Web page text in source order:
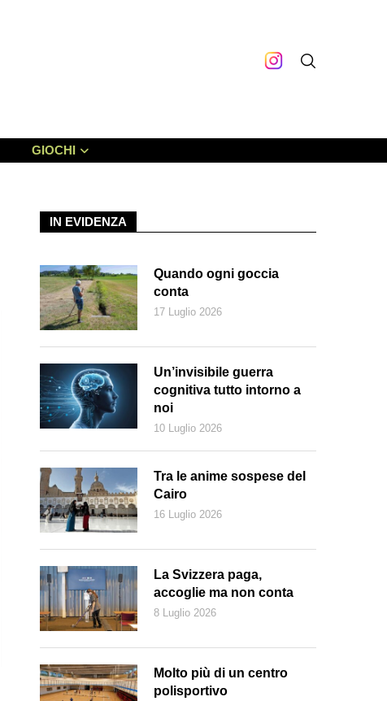
GIOCHI
Maduro con Remigio Ceballos, responsabile del Comando Strategico
IN EVIDENZA
Quando ogni goccia
conta
17 Luglio 2026
Un’invisibile guerra
cognitiva tutto intorno a
noi
10 Luglio 2026
Tra le anime sospese del
Cairo
16 Luglio 2026
La Svizzera paga,
accoglie ma non conta
8 Luglio 2026
Molto più di un centro
polisportivo